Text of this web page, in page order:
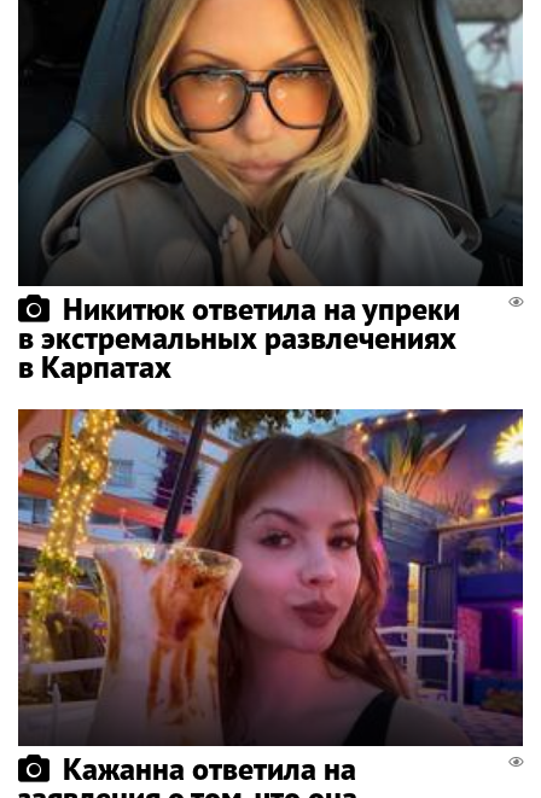
Никитюк ответила на упреки
в экстремальных развлечениях
в Карпатах
Кажанна ответила на